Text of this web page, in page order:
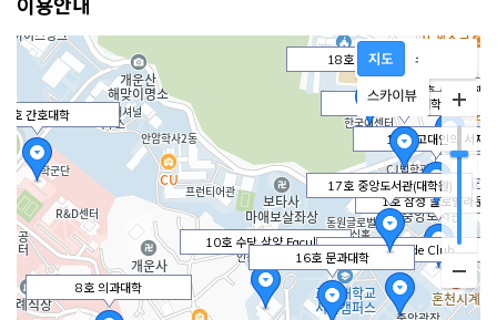
이용안내
1호 삼성 글로벌라운지
5호 간호대학
7호 사범대학
8호 의과대학
10호 수당 삼양 Faculty
House
12호 KU Pride Club
13호 고대인의 서재
14호 법과대학
16호 문과대학
17호 중앙도서관(대학원)
18호 한국어센터